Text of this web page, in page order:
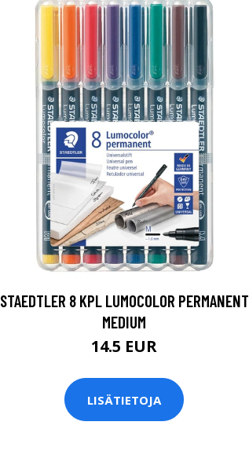
STAEDTLER 8 KPL LUMOCOLOR PERMANENT
MEDIUM
14.5 EUR
LISÄTIETOJA